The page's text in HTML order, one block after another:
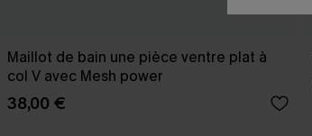
Maillot de bain une pièce ventre plat à
col V avec Mesh power
38,00 €